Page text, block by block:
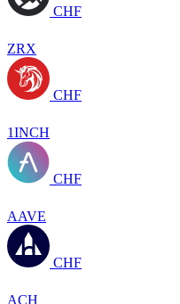
CHF
ZRX
CHF
1INCH
CHF
AAVE
CHF
ACH